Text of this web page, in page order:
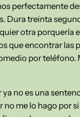
perfectamente
Dura treinta
otra porquería
que encontrar las
por teléfono.
no es una
me lo hago por